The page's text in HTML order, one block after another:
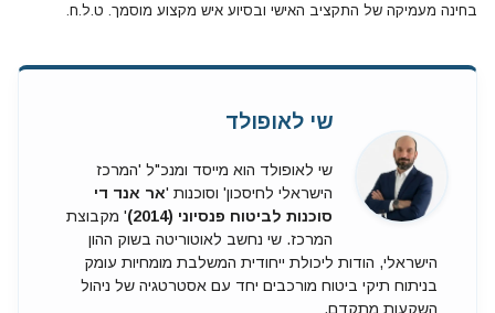
בחינה מעמיקה של התקציב האישי ובסיוע איש מקצוע מוסמך. ט.ל.ח.
שי לאופולד
שי לאופולד הוא מייסד ומנכ"ל 'המרכז
הישראלי לחיסכון' וסוכנות 'אר אנד די
סוכנות לביטוח פנסיוני (2014)
' מקבוצת
המרכז. שי נחשב לאוטוריטה בשוק ההון
הישראלי, הודות ליכולת ייחודית המשלבת מומחיות עומק
בניתוח תיקי ביטוח מורכבים יחד עם אסטרטגיה של ניהול
השקעות מתקדם.